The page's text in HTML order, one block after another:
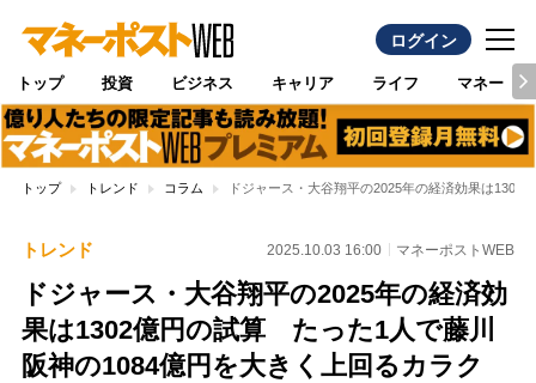
ログイン
トップ 投資 ビジネス キャリア ライフ マネー
トップ トレンド コラム ドジャース・大谷翔平の2025年の経済効果は
トレンド 2025.10.03 16:00 マネーポストWEB
ドジャース・大谷翔平の2025年の経済効
果は1302億円の試算 たった1人で藤川
阪神の1084億円を大きく上回るカラク